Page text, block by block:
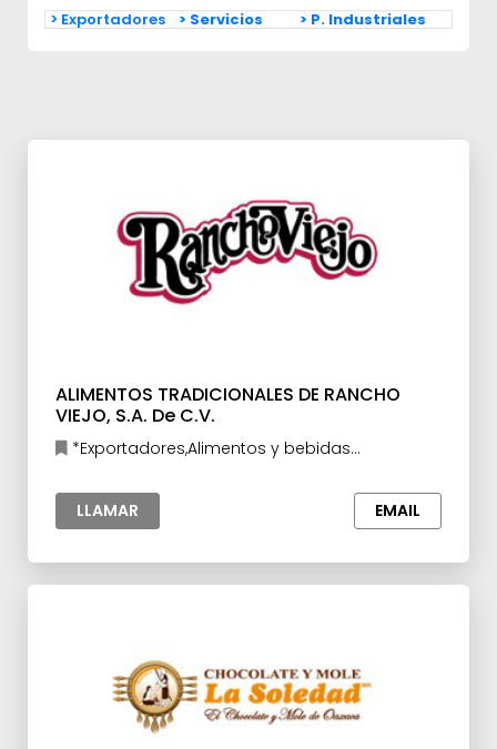
> Exportadores > Servicios > P. Industriales
ALIMENTOS TRADICIONALES DE RANCHO
VIEJO, S.A. De C.V.
*Exportadores,Alimentos y bebidas
LLAMAR
EMAIL